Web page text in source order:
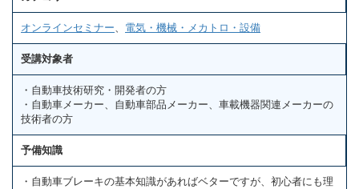
オンラインセミナー、 電気・機械・メカトロ・設備
受講対象者
・自動車技術研究・開発者の方
・自動車メーカー、自動車部品メーカー、車載機器関連メーカーの
技術者の方
予備知識
・自動車ブレーキの基本知識があればベターですが、初心者にも理